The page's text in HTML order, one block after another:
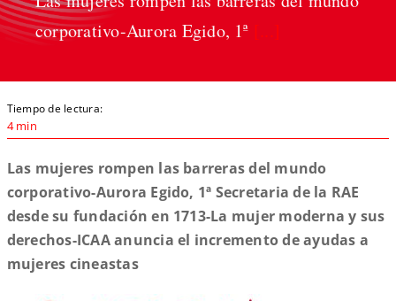
corporativo-Aurora Egido, 1ª [...]
Tiempo de lectura:
4 min
Las mujeres rompen las barreras del mundo
corporativo-Aurora Egido, 1ª Secretaria de la RAE
desde su fundación en 1713-La mujer moderna y sus
derechos-ICAA anuncia el incremento de ayudas a
mujeres cineastas